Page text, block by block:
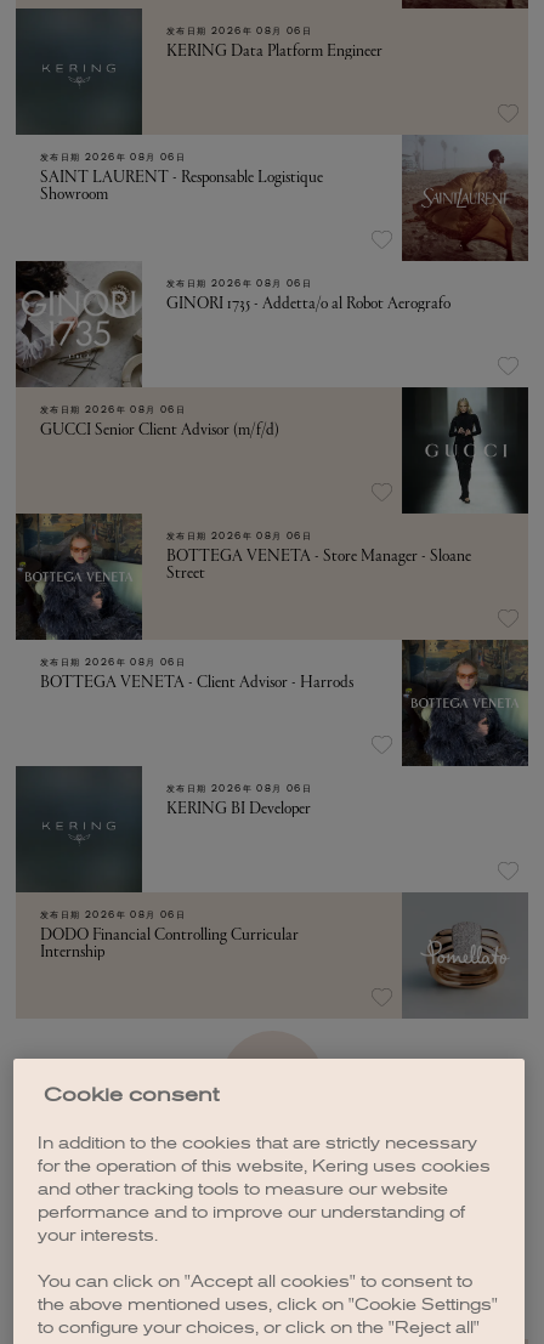
发布日期 2026年 08月 06日
KERING Data Platform Engineer
发布日期 2026年 08月 06日
SAINT LAURENT - Responsable Logistique
Showroom
发布日期 2026年 08月 06日
GINORI 1735 - Addetta/o al Robot Aerografo
发布日期 2026年 08月 06日
GUCCI Senior Client Advisor (m/f/d)
发布日期 2026年 08月 06日
BOTTEGA VENETA - Store Manager - Sloane
Street
发布日期 2026年 08月 06日
BOTTEGA VENETA - Client Advisor - Harrods
发布日期 2026年 08月 06日
KERING BI Developer
发布日期 2026年 08月 06日
DODO Financial Controlling Curricular
Internship
Cookie consent
In addition to the cookies that are strictly necessary
for the operation of this website, Kering uses cookies
and other tracking tools to measure our website
performance and to improve our understanding of
your interests.
You can click on "Accept all cookies" to consent to
the above mentioned uses, click on "Cookie Settings"
to configure your choices, or click on the "Reject all"